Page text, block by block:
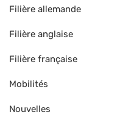
Filière allemande
Filière anglaise
Filière française
Mobilités
Nouvelles